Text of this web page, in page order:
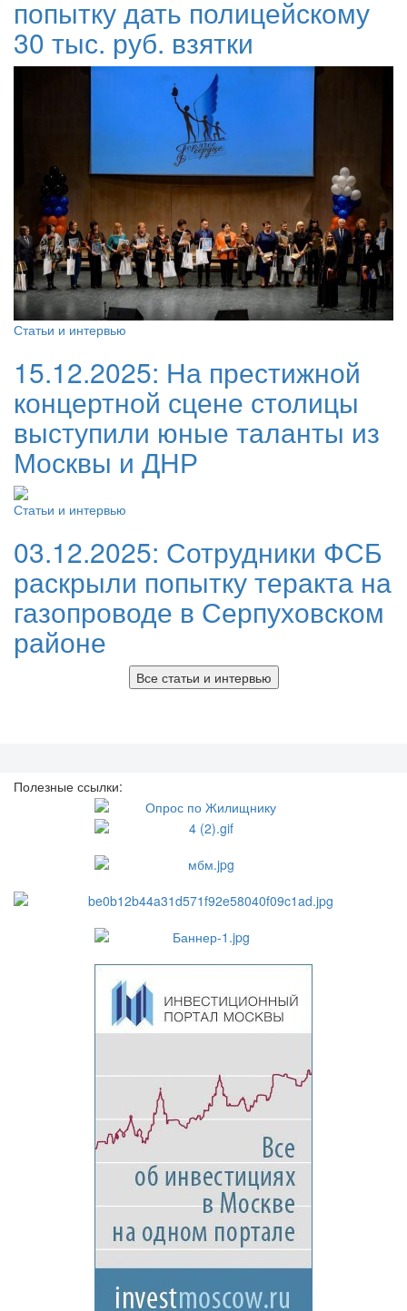
попытку дать полицейскому
30 тыс. руб. взятки
Статьи и интервью
15.12.2025: На престижной
концертной сцене столицы
выступили юные таланты из
Москвы и ДНР
Статьи и интервью
03.12.2025: Сотрудники ФСБ
раскрыли попытку теракта на
газопроводе в Серпуховском
районе
Все статьи и интервью
Полезные ссылки: